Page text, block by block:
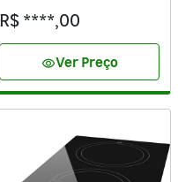
R$ ****,00
visibilityVer Preço